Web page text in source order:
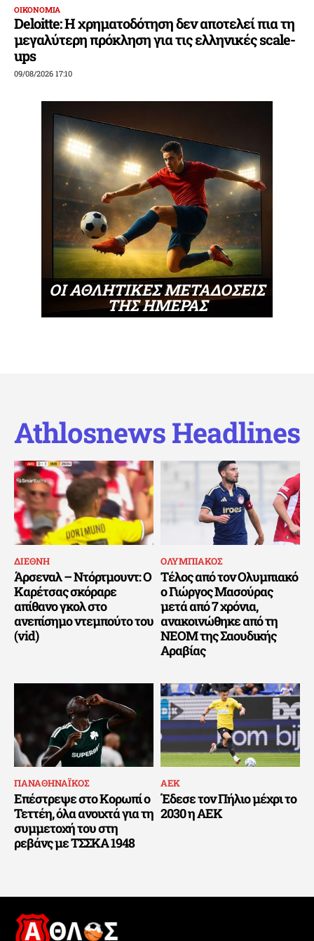
ΟΙΚΟΝΟΜΙΑ
Deloitte: Η χρηματοδότηση δεν αποτελεί πια τη
μεγαλύτερη πρόκληση για τις ελληνικές scale-
ups
09/08/2026 17:10
ΟΙ ΑΘΛΗΤΙΚΕΣ ΜΕΤΑΔΟΣΕΙΣ
ΤΗΣ ΗΜΕΡΑΣ
Athlosnews Headlines
ΔΙΕΘΝΗ
Άρσεναλ – Ντόρτμουντ: Ο
Καρέτσας σκόραρε
απίθανο γκολ στο
ανεπίσημο ντεμπούτο του
(vid)
ΟΛΥΜΠΙΑΚΟΣ
Τέλος από τον Ολυμπιακό
ο Γιώργος Μασούρας
μετά από 7 χρόνια,
ανακοινώθηκε από τη
ΝΕΟΜ της Σαουδικής
Αραβίας
ΠΑΝΑΘΗΝΑΪΚΟΣ
Επέστρεψε στο Κορωπί ο
Τεττέη, όλα ανοιχτά για τη
συμμετοχή του στη
ρεβάνς με ΤΣΣΚΑ 1948
ΑΕΚ
Έδεσε τον Πήλιο μέχρι το
2030 η ΑΕΚ